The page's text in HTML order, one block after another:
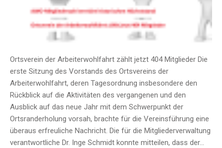
Ortsverein der Arbeiterwohlfahrt zählt jetzt 404 Mitglieder Die
erste Sitzung des Vorstands des Ortsvereins der
Arbeiterwohlfahrt, deren Tagesordnung insbesondere den
Rückblick auf die Aktivitäten des vergangenen und den
Ausblick auf das neue Jahr mit dem Schwerpunkt der
Ortsranderholung vorsah, brachte für die Vereinsführung eine
überaus erfreuliche Nachricht. Die für die Mitgliederverwaltung
verantwortliche Dr. Inge Schmidt konnte mitteilen, dass der…